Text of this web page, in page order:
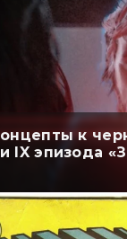
к
IX эпизода